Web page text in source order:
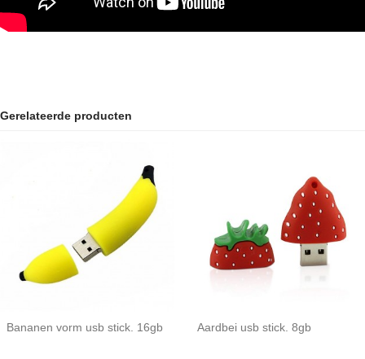
Gerelateerde producten
Bananen vorm usb stick. 16gb Aardbei usb stick. 8gb